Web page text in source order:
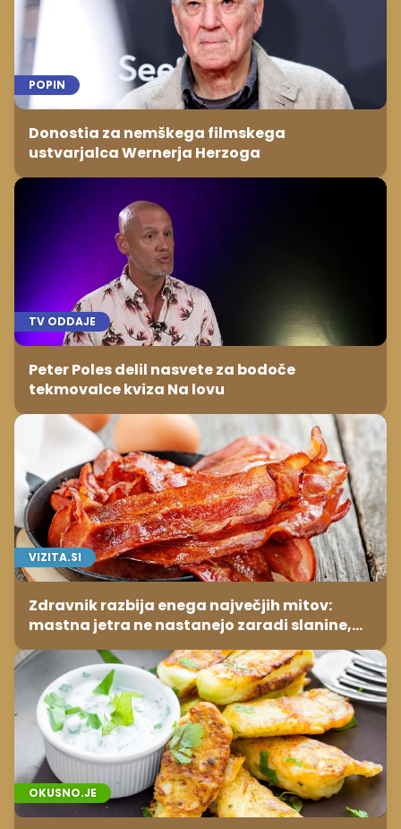
POPIN
Donostia za nemškega filmskega
ustvarjalca Wernerja Herzoga
TV ODDAJE
Peter Poles delil nasvete za bodoče
tekmovalce kviza Na lovu
VIZITA.SI
Zdravnik razbija enega največjih mitov:
mastna jetra ne nastanejo zaradi slanine,
temveč zaradi živila, ki ga imamo vsi radi
OKUSNO.JE